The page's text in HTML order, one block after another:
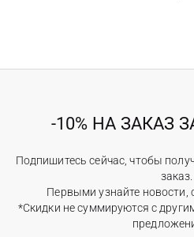
-10% НА ЗАКАЗ
Подпишитесь сейчас, чтобы
заказ.
Первыми узнайте новости,
*Скидки не суммируются с